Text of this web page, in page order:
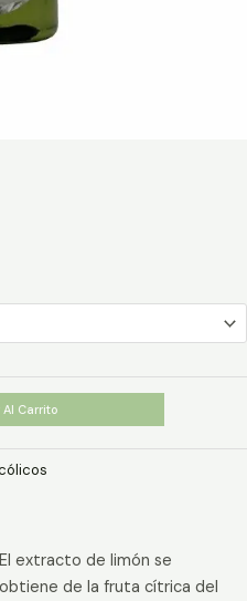
Carrito
El extracto de limón se
obtiene de la fruta cítrica del